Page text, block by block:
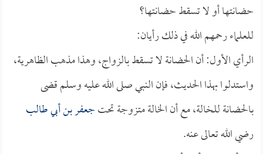
حضانتها أو لا تسقط حضانتها؟
للعلماء رحمهم الله في ذلك رأيان:
الرأي الأول: أن الحضانة لا تسقط بالزواج، وهذا مذهب الظاهرية،
واستدلوا بهذا الحديث، فإن النبي صلى الله عليه وسلم قضى
بالحضانة للخالة، مع أن الخالة متزوجة تحتجعفر بن أبي طالب
رضي الله تعالى عنه.